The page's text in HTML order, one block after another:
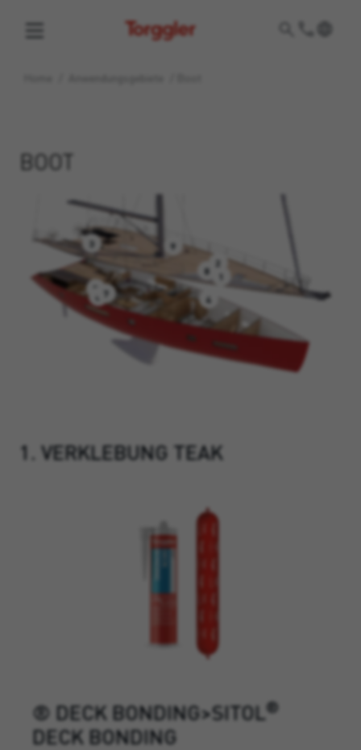
Torggler
BOOT
2
3
4
7
8
9
1. VERKLEBUNG TEAK
® DECK BONDING>SITOL®
DECK BONDING